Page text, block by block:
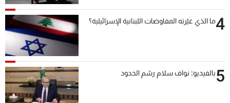
4ما الذي غيّرته المفاوضات اللبنانية الإسرائيلية؟
5بالفيديو: نواف سلام رسّم الحدود